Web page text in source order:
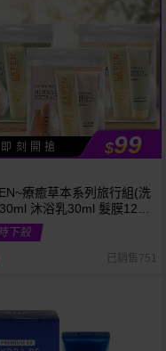
即 刻 開 搶 $99
療癒草本系列旅行組(洗
沐浴乳30ml 髮膜12ml)
選
下殺
已銷售751